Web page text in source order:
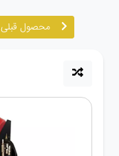
آپاراتی
محصول قبلی